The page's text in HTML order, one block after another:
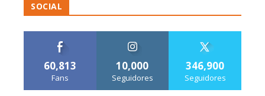
SOCIAL
60,813
Fans
10,000
Seguidores
346,900
Seguidores